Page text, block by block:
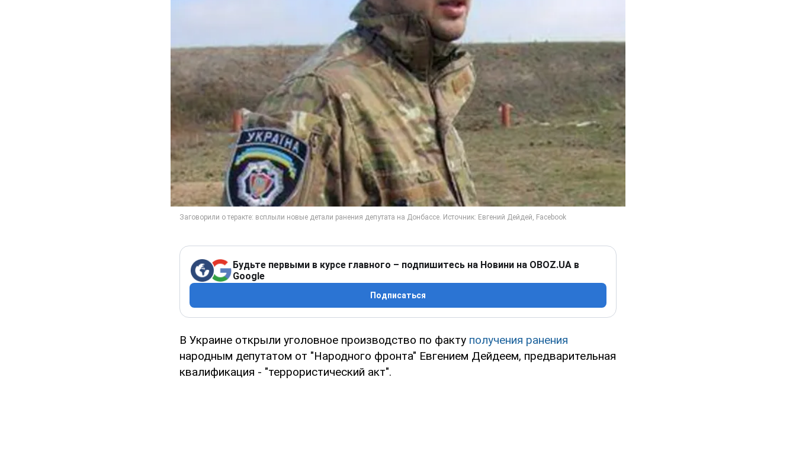
Будьте первыми в курсе главного – подпишитесь на Новини на OBOZ.UA в
Google
Подписаться
В Украине открыли уголовное производство по факту получения ранения
народным депутатом от "Народного фронта" Евгением Дейдеем, предварительная
квалификация - "террористический акт".